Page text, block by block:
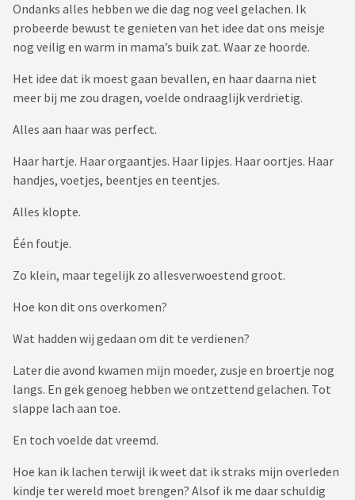
Ondanks alles hebben we die dag nog veel gelachen. Ik
probeerde bewust te genieten van het idee dat ons meisje
nog veilig en warm in mama’s buik zat. Waar ze hoorde.
Het idee dat ik moest gaan bevallen, en haar daarna niet
meer bij me zou dragen, voelde ondraaglijk verdrietig.
Alles aan haar was perfect.
Haar hartje. Haar orgaantjes. Haar lipjes. Haar oortjes. Haar
handjes, voetjes, beentjes en teentjes.
Alles klopte.
Één foutje.
Zo klein, maar tegelijk zo allesverwoestend groot.
Hoe kon dit ons overkomen?
Wat hadden wij gedaan om dit te verdienen?
Later die avond kwamen mijn moeder, zusje en broertje nog
langs. En gek genoeg hebben we ontzettend gelachen. Tot
slappe lach aan toe.
En toch voelde dat vreemd.
Hoe kan ik lachen terwijl ik weet dat ik straks mijn overleden
kindje ter wereld moet brengen? Alsof ik me daar schuldig